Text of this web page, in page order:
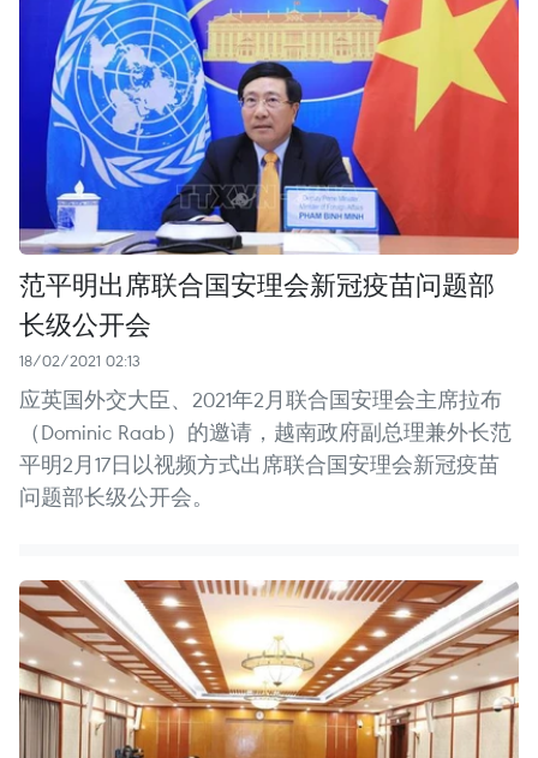
范平明出席联合国安理会新冠疫苗问题部
长级公开会
18/02/2021 02:13
应英国外交大臣、2021年2月联合国安理会主席拉布
（Dominic Raab）的邀请，越南政府副总理兼外长范
平明2月17日以视频方式出席联合国安理会新冠疫苗
问题部长级公开会。